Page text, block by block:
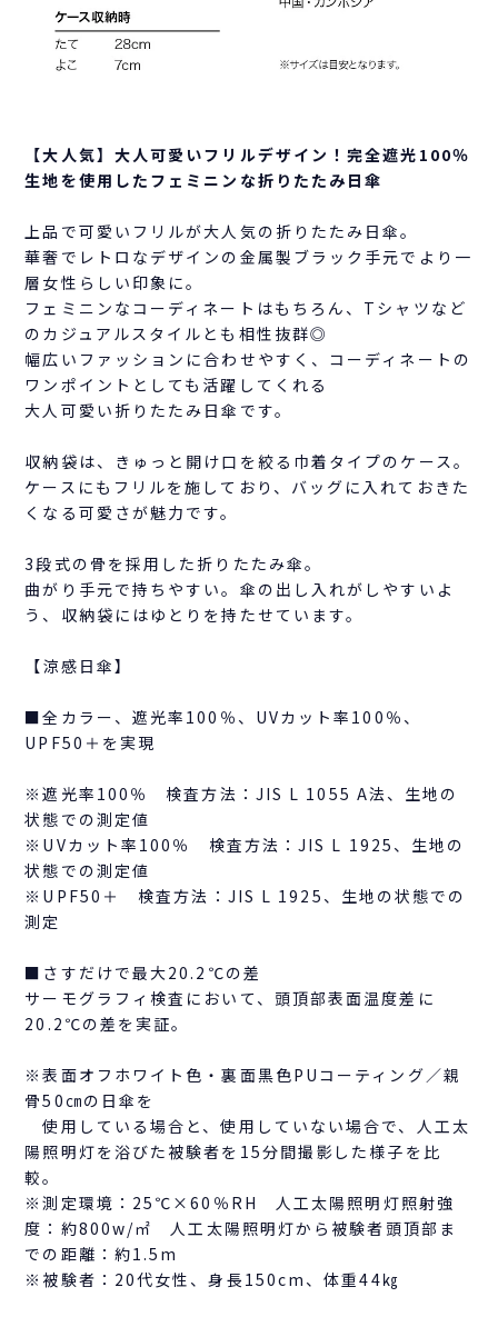
【大人気】大人可愛いフリルデザイン！完全遮光100％
生地を使用したフェミニンな折りたたみ日傘
上品で可愛いフリルが大人気の折りたたみ日傘。
華奢でレトロなデザインの金属製ブラック手元でより一
層女性らしい印象に。
フェミニンなコーディネートはもちろん、Tシャツなど
のカジュアルスタイルとも相性抜群◎
幅広いファッションに合わせやすく、コーディネートの
ワンポイントとしても活躍してくれる
大人可愛い折りたたみ日傘です。
収納袋は、きゅっと開け口を絞る巾着タイプのケース。
ケースにもフリルを施しており、バッグに入れておきた
くなる可愛さが魅力です。
3段式の骨を採用した折りたたみ傘。
曲がり手元で持ちやすい。傘の出し入れがしやすいよ
う、収納袋にはゆとりを持たせています。
【涼感日傘】
■全カラー、遮光率100％、UVカット率100％、
UPF50＋を実現
※遮光率100％ 検査方法：JIS L 1055 A法、生地の
状態での測定値
※UVカット率100％ 検査方法：JIS L 1925、生地の
状態での測定値
※UPF50＋ 検査方法：JIS L 1925、生地の状態での
測定
■さすだけで最大20.2℃の差
サーモグラフィ検査において、頭頂部表面温度差に
20.2℃の差を実証。
※表面オフホワイト色・裏面黒色PUコーティング／親
骨50㎝の日傘を
使用している場合と、使用していない場合で、人工太
陽照明灯を浴びた被験者を15分間撮影した様子を比
較。
※測定環境：25℃×60％RH 人工太陽照明灯照射強
度：約800w/㎡ 人工太陽照明灯から被験者頭頂部ま
での距離：約1.5m
※被験者：20代女性、身長150cm、体重44㎏